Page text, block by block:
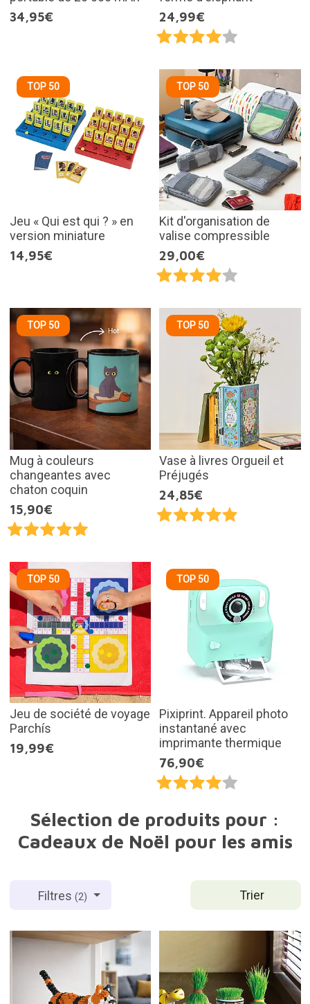
34,95€
24,99€
TOP 50
Jeu « Qui est qui ? » en
version miniature
14,95€
TOP 50
Kit d'organisation de
valise compressible
29,00€
TOP 50
Mug à couleurs
changeantes avec
chaton coquin
15,90€
TOP 50
Vase à livres Orgueil et
Préjugés
24,85€
TOP 50
Jeu de société de voyage
Parchís
19,99€
TOP 50
Pixiprint. Appareil photo
instantané avec
imprimante thermique
76,90€
Sélection de produits pour :
Cadeaux de Noël pour les amis
Trier
Filtres(2)